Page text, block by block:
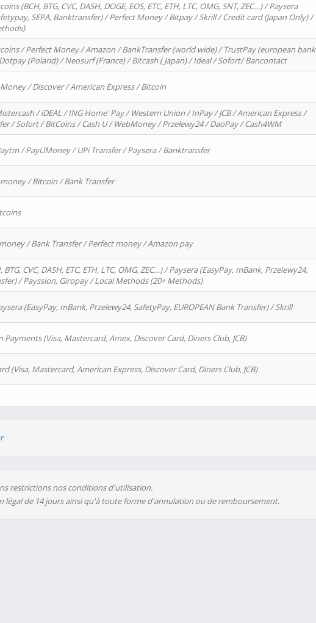
(BCH, BTG, CVC, DASH, DOGE, EOS, ETC, ETH, LTC, OMG, SNT, ZEC…) / Paysera
SEPA, Banktransfer) / Perfect Money / Bitpay / Skrill / Credit card (Japan Only) /
/ Perfect Money / Amazon / BankTransfer (world wide) / TrustPay (european bank
(Poland) / Neosurf (France) / Bitcash ( Japan) / Ideal / Sofort/ Bancontact
/ Discover / American Express / Bitcoin
/ iDEAL / ING Home' Pay / Western Union / InPay / JCB / American Express /
/ Sofort / BitCoins / Cash U / WebMoney / Przelewy24 / DaoPay / Cash4WM
/ PayUMoney / UPi Transfer / Paysera / Banktransfer
/ Bitcoin / Bank Transfer
/ Bank Transfer / Perfect money / Amazon pay
CVC, DASH, ETC, ETH, LTC, OMG, ZEC…) / Paysera (EasyPay, mBank, Przelewy24,
/ Payssion, Giropay / Local Methods (20+ Methods)
(EasyPay, mBank, Przelewy24, SafetyPay, EUROPEAN Bank Transfer) / Skrill
(Visa, Mastercard, Amex, Discover Card, Diners Club, JCB)
(Visa, Mastercard, American Express, Discover Card, Diners Club, JCB)
restrictions nos conditions d'utilisation.
légal de 14 jours ainsi qu'à toute forme d'annulation ou de remboursement.